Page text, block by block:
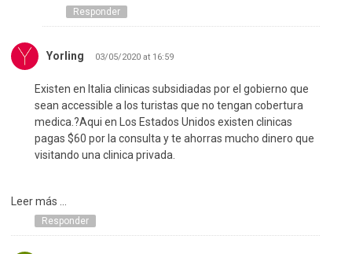
Responder
Yorling 03/05/2020 at 16:59
Existen en Italia clinicas subsidiadas por el gobierno que
sean accessible a los turistas que no tengan cobertura
medica.?Aqui en Los Estados Unidos existen clinicas
pagas $60 por la consulta y te ahorras mucho dinero que
visitando una clinica privada.
Leer más ...
Responder